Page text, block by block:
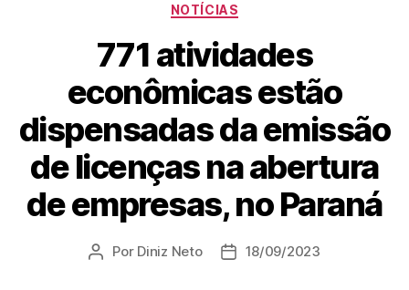
NOTÍCIAS
771 atividades
econômicas estão
dispensadas da emissão
de licenças na abertura
de empresas, no Paraná
Por Diniz Neto 18/09/2023